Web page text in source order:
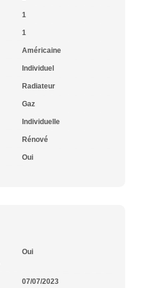
1
1
Américaine
Individuel
Radiateur
Gaz
Individuelle
Rénové
Oui
Oui
07/07/2023